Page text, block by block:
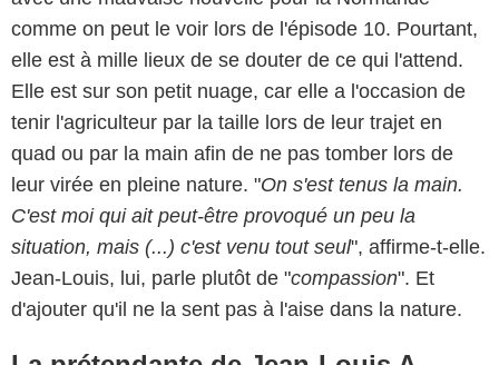
comme on peut le voir lors de l'épisode 10. Pourtant,
elle est à mille lieux de se douter de ce qui l'attend.
Elle est sur son petit nuage, car elle a l'occasion de
tenir l'agriculteur par la taille lors de leur trajet en
quad ou par la main afin de ne pas tomber lors de
leur virée en pleine nature. "On s'est tenus la main.
C'est moi qui ait peut-être provoqué un peu la
situation, mais (...) c'est venu tout seul", affirme-t-elle.
Jean-Louis, lui, parle plutôt de "compassion". Et
d'ajouter qu'il ne la sent pas à l'aise dans la nature.